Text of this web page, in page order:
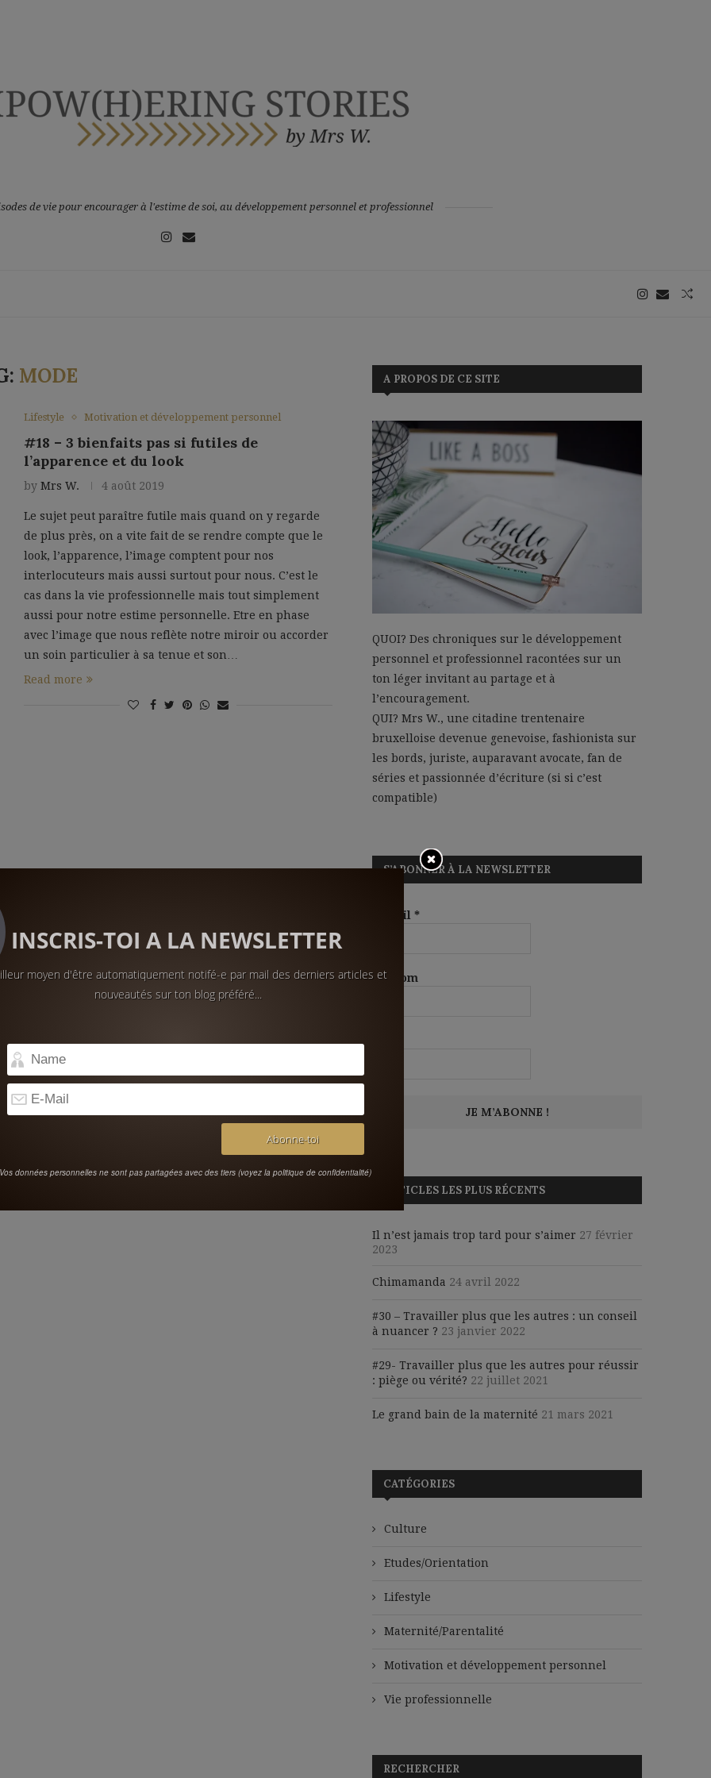
de vie pour encourager à l'estime de soi, au développement personnel et professionnel
MODE
Lifestyle Motivation et développement personnel
#18 – 3 bienfaits pas si futiles de
l’apparence et du look
by Mrs W. 4 août 2019
Le sujet peut paraître futile mais quand on y regarde
de plus près, on a vite fait de se rendre compte que le
look, l’apparence, l’image comptent pour nos
interlocuteurs mais aussi surtout pour nous. C’est le
cas dans la vie professionnelle mais tout simplement
aussi pour notre estime personnelle. Etre en phase
avec l’image que nous reflète notre miroir ou accorder
un soin particulier à sa tenue et son…
Read more
A PROPOS DE CE SITE
QUOI? Des chroniques sur le développement
personnel et professionnel racontées sur un
ton léger invitant au partage et à
l’encouragement.
QUI? Mrs W., une citadine trentenaire
bruxelloise devenue genevoise, fashionista sur
les bords, juriste, auparavant avocate, fan de
séries et passionnée d’écriture (si si c’est
compatible)
S’ABONNER À LA NEWSLETTER
E-mail *
Prénom
ARTICLES LES PLUS RÉCENTS
Il n’est jamais trop tard pour s’aimer 27 février
2023
Chimamanda 24 avril 2022
#30 – Travailler plus que les autres : un conseil
à nuancer ? 23 janvier 2022
#29- Travailler plus que les autres pour réussir
: piège ou vérité? 22 juillet 2021
Le grand bain de la maternité 21 mars 2021
CATÉGORIES
Culture
Etudes/Orientation
Lifestyle
Maternité/Parentalité
Motivation et développement personnel
Vie professionnelle
RECHERCHER
INSCRIS-TOI A LA NEWSLETTER
moyen d'être automatiquement notifé-e par mail des derniers articles et
nouveautés sur ton blog préféré...
Vos données personnelles ne sont pas partagées avec des tiers (voyez la politique de confidentialité)